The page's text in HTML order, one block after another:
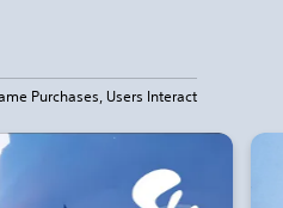
Purchases, Users Interact